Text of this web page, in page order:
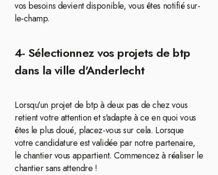
vos besoins devient disponible, vous êtes notifié sur-
le-champ.
4- Sélectionnez vos projets de btp
dans la ville d'Anderlecht
Lorsqu'un projet de btp à deux pas de chez vous
retient votre attention et s'adapte à ce en quoi vous
êtes le plus doué, placez-vous sur cela. Lorsque
votre candidature est validée par notre partenaire,
le chantier vous appartient. Commencez à réaliser le
chantier sans attendre !